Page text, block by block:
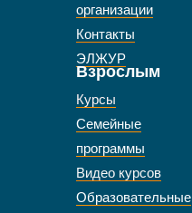
организации
Контакты
ЭЛЖУР
Взрослым
Курсы
Семейные
программы
Видео курсов
Образовательные